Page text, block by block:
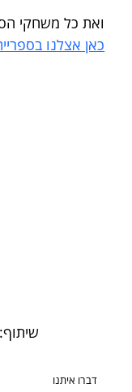
ואת כל משחקי
כאן אצלנו
שיתוף:
דברו איתנו